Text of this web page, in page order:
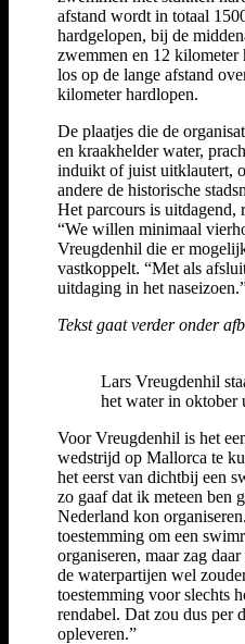
afstand wordt in totaal
hardgelopen, bij de
zwemmen en 12 kilometer
los op de lange afstand
kilometer hardlopen.
De plaatjes die de
en kraakhelder water,
induikt of juist uitklautert,
andere de historische
Het parcours is
“We willen minimaal
Vreugdenhil die er
vastkoppelt. “Met als
uitdaging in het
Tekst gaat verder onder
Lars Vreugdenhil
het water in oktober
Voor Vreugdenhil is het
wedstrijd op Mallorca te
het eerst van dichtbij een
zo gaaf dat ik meteen ben
Nederland kon
toestemming om een
organiseren, maar zag
de waterpartijen wel
toestemming voor slechts
rendabel. Dat zou dus per
opleveren.”